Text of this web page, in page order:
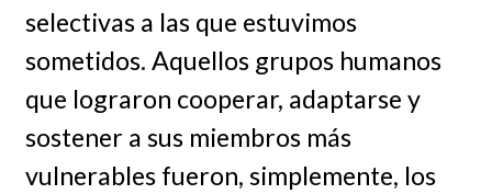
selectivas a las que estuvimos
sometidos. Aquellos grupos humanos
que lograron cooperar, adaptarse y
sostener a sus miembros más
vulnerables fueron, simplemente, los